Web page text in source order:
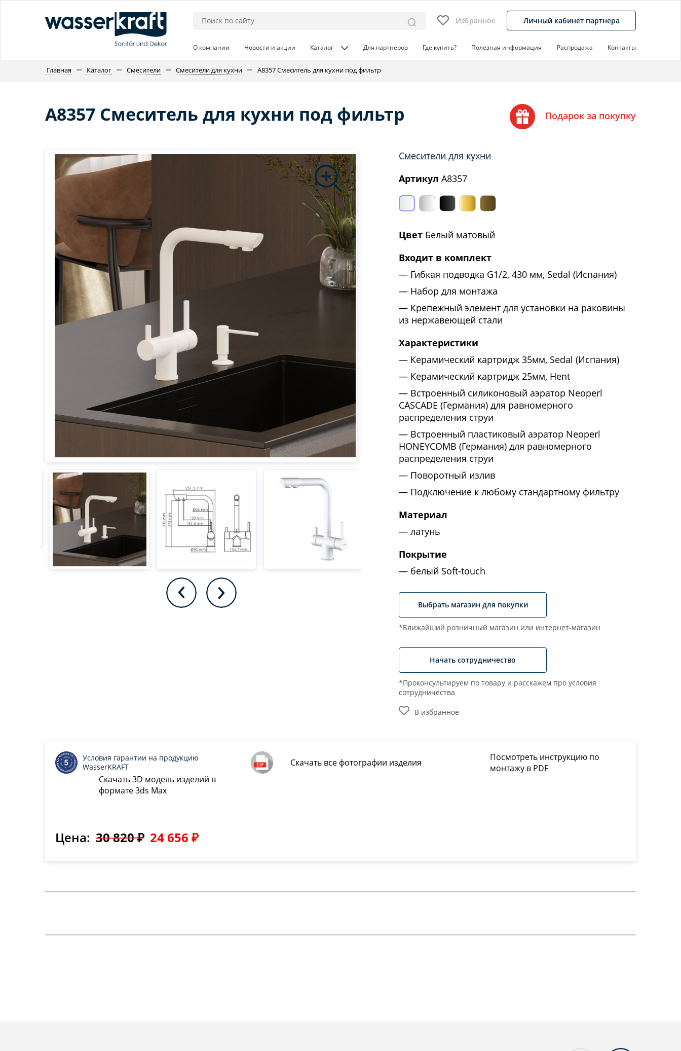
Избранное Личный кабинет партнера
О компании Новости и акции Каталог Для партнёров Где купить? Полезная информация Распродажа Контакты
Главная Каталог Смесители Смесители для кухни A8357 Смеситель для кухни под фильтр
A8357 Смеситель для кухни под фильтр Подарок за покупку
Смесители для кухни
Артикул A8357
Цвет Белый матовый
Входит в комплект
Гибкая подводка G1/2, 430 мм, Sedal (Испания)
Набор для монтажа
Крепежный элемент для установки на раковины
из нержавеющей стали
Характеристики
Керамический картридж 35мм, Sedal (Испания)
Керамический картридж 25мм, Hent
Встроенный силиконовый аэратор Neoperl
CASCADE (Германия) для равномерного
распределения струи
Встроенный пластиковый аэратор Neoperl
HONEYCOMB (Германия) для равномерного
распределения струи
Поворотный излив
Подключение к любому стандартному фильтру
Материал
латунь
Покрытие
белый Soft-touch
Выбрать магазин для покупки
*Ближайший розничный магазин или интернет-магазин
Начать сотрудничество
*Проконсультируем по товару и расскажем про условия
сотрудничества
В избранное
Скачать все фотографии изделия
Посмотреть инструкцию по
монтажу в PDF
Скачать 3D модель изделий в
формате 3ds Max
Условия гарантии на продукцию
WasserKRAFT
Цена: 30 820 ₽ 24 656 ₽